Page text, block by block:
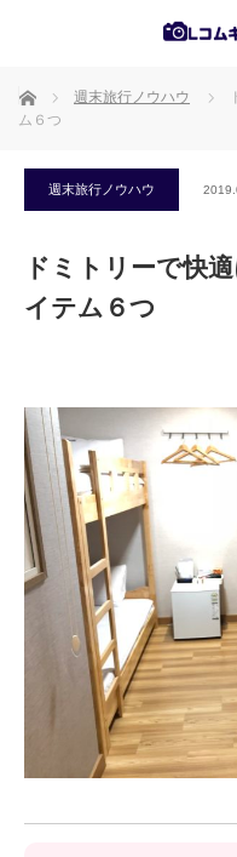
ホーム 週末旅行ノウハウ
ム６つ
週末旅行ノウハウ
ドミトリーで快
イテム６つ